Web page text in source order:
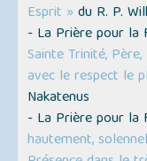
Esprit » du R. P.
- La Prière pour la
Sainte Trinité,
avec le respect le
Nakatenus
- La Prière pour la
hautement,